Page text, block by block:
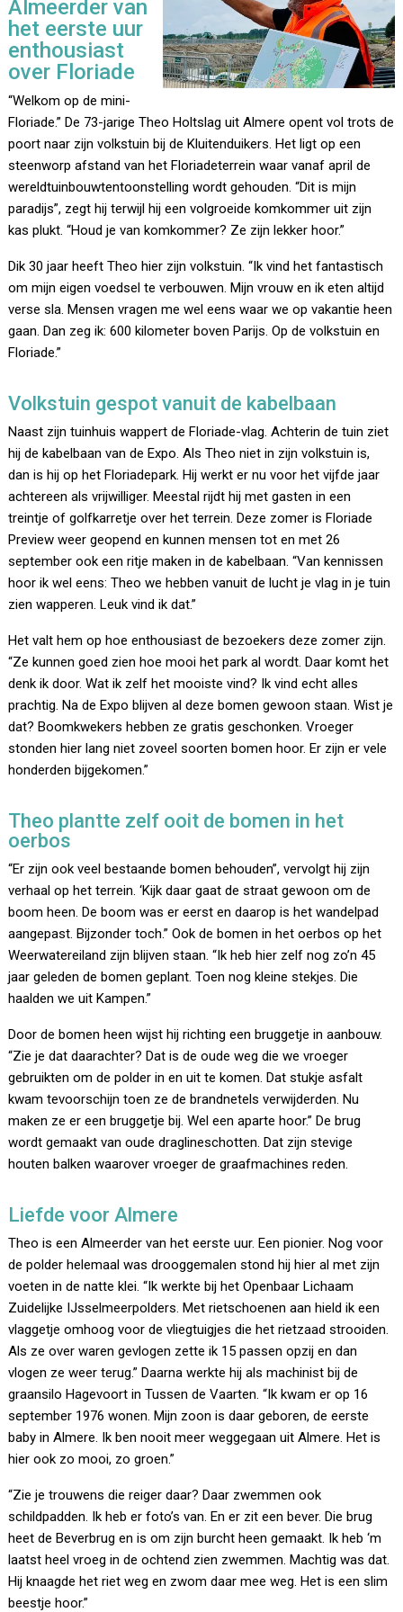
Almeerder van
het eerste uur
enthousiast
over Floriade
“Welkom op de mini-
Floriade.” De 73-jarige Theo Holtslag uit Almere opent vol trots de
poort naar zijn volkstuin bij de Kluitenduikers. Het ligt op een
steenworp afstand van het Floriadeterrein waar vanaf april de
wereldtuinbouwtentoonstelling wordt gehouden. “Dit is mijn
paradijs”, zegt hij terwijl hij een volgroeide komkommer uit zijn
kas plukt. “Houd je van komkommer? Ze zijn lekker hoor.”
Dik 30 jaar heeft Theo hier zijn volkstuin. “Ik vind het fantastisch
om mijn eigen voedsel te verbouwen. Mijn vrouw en ik eten altijd
verse sla. Mensen vragen me wel eens waar we op vakantie heen
gaan. Dan zeg ik: 600 kilometer boven Parijs. Op de volkstuin en
Floriade.”
Volkstuin gespot vanuit de kabelbaan
Naast zijn tuinhuis wappert de Floriade-vlag. Achterin de tuin ziet
hij de kabelbaan van de Expo. Als Theo niet in zijn volkstuin is,
dan is hij op het Floriadepark. Hij werkt er nu voor het vijfde jaar
achtereen als vrijwilliger. Meestal rijdt hij met gasten in een
treintje of golfkarretje over het terrein. Deze zomer is Floriade
Preview weer geopend en kunnen mensen tot en met 26
september ook een ritje maken in de kabelbaan. “Van kennissen
hoor ik wel eens: Theo we hebben vanuit de lucht je vlag in je tuin
zien wapperen. Leuk vind ik dat.”
Het valt hem op hoe enthousiast de bezoekers deze zomer zijn.
“Ze kunnen goed zien hoe mooi het park al wordt. Daar komt het
denk ik door. Wat ik zelf het mooiste vind? Ik vind echt alles
prachtig. Na de Expo blijven al deze bomen gewoon staan. Wist je
dat? Boomkwekers hebben ze gratis geschonken. Vroeger
stonden hier lang niet zoveel soorten bomen hoor. Er zijn er vele
honderden bijgekomen.”
Theo plantte zelf ooit de bomen in het
oerbos
“Er zijn ook veel bestaande bomen behouden”, vervolgt hij zijn
verhaal op het terrein. ‘Kijk daar gaat de straat gewoon om de
boom heen. De boom was er eerst en daarop is het wandelpad
aangepast. Bijzonder toch.” Ook de bomen in het oerbos op het
Weerwatereiland zijn blijven staan. “Ik heb hier zelf nog zo’n 45
jaar geleden de bomen geplant. Toen nog kleine stekjes. Die
haalden we uit Kampen.”
Door de bomen heen wijst hij richting een bruggetje in aanbouw.
“Zie je dat daarachter? Dat is de oude weg die we vroeger
gebruikten om de polder in en uit te komen. Dat stukje asfalt
kwam tevoorschijn toen ze de brandnetels verwijderden. Nu
maken ze er een bruggetje bij. Wel een aparte hoor.” De brug
wordt gemaakt van oude draglineschotten. Dat zijn stevige
houten balken waarover vroeger de graafmachines reden.
Liefde voor Almere
Theo is een Almeerder van het eerste uur. Een pionier. Nog voor
de polder helemaal was drooggemalen stond hij hier al met zijn
voeten in de natte klei. “Ik werkte bij het Openbaar Lichaam
Zuidelijke IJsselmeerpolders. Met rietschoenen aan hield ik een
vlaggetje omhoog voor de vliegtuigjes die het rietzaad strooiden.
Als ze over waren gevlogen zette ik 15 passen opzij en dan
vlogen ze weer terug.” Daarna werkte hij als machinist bij de
graansilo Hagevoort in Tussen de Vaarten. “Ik kwam er op 16
september 1976 wonen. Mijn zoon is daar geboren, de eerste
baby in Almere. Ik ben nooit meer weggegaan uit Almere. Het is
hier ook zo mooi, zo groen.”
“Zie je trouwens die reiger daar? Daar zwemmen ook
schildpadden. Ik heb er foto’s van. En er zit een bever. Die brug
heet de Beverbrug en is om zijn burcht heen gemaakt. Ik heb ‘m
laatst heel vroeg in de ochtend zien zwemmen. Machtig was dat.
Hij knaagde het riet weg en zwom daar mee weg. Het is een slim
beestje hoor.”